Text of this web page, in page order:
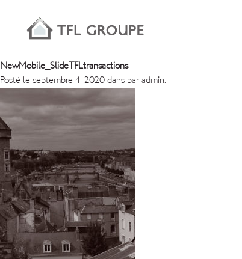
NewMobile_SlideTFLtransactions
Posté le septembre 4, 2020 dans par admin.